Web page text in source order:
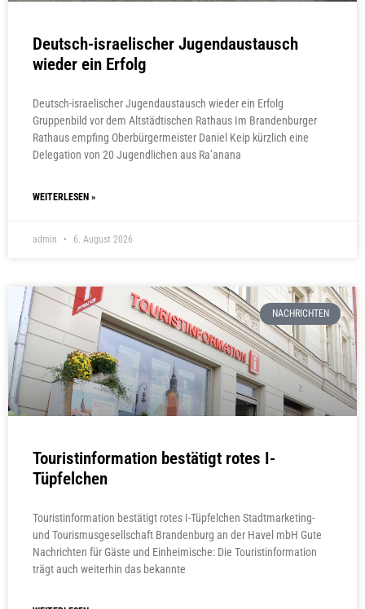
Deutsch-israelischer Jugendaustausch
wieder ein Erfolg
Deutsch-israelischer Jugendaustausch wieder ein Erfolg
Gruppenbild vor dem Altstädtischen Rathaus Im Brandenburger
Rathaus empfing Oberbürgermeister Daniel Keip kürzlich eine
Delegation von 20 Jugendlichen aus Ra’anana
WEITERLESEN »
admin 6. August 2026
NACHRICHTEN
Touristinformation bestätigt rotes I-
Tüpfelchen
Touristinformation bestätigt rotes I-Tüpfelchen Stadtmarketing-
und Tourismusgesellschaft Brandenburg an der Havel mbH Gute
Nachrichten für Gäste und Einheimische: Die Touristinformation
trägt auch weiterhin das bekannte